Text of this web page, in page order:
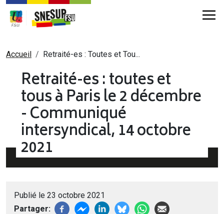
Aller au contenu principal
Fil d'Ariane
Accueil Retraité-es : Toutes et Tou...
Retraité-es : toutes et
tous à Paris le 2 décembre
- Communiqué
intersyndical, 14 octobre
2021
Publié le 23 octobre 2021
Partager